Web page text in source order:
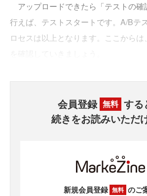
アップロードできたら「テストの確
行えば、テストスタートです。A/Bテ
ロセスは以上となります。ここから
会員登録 無料 する
続きをお読みいただ
新規会員登録 無料 のご